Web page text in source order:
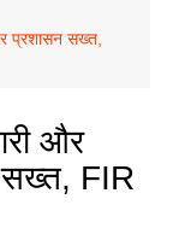
प्रशासन सख्त,
और
सख्त, FIR